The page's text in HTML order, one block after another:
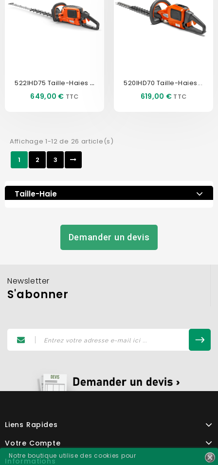
Notre boutique utilise des cookies pour
522IHD75 Taille-Haies À...
Prix
649,00 €
520IHD70 Taille-Haies...
Prix
619,00 €
Affichage 1-12 de 26 article(s)
1
2 3
Taille-Haie
Demander un devis
Newsletter
S'abonner
Liens Rapides
Votre Compte
Informations